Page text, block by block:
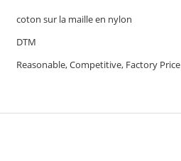
coton sur la maille en nylon
DTM
Reasonable, Competitive, Factory Price